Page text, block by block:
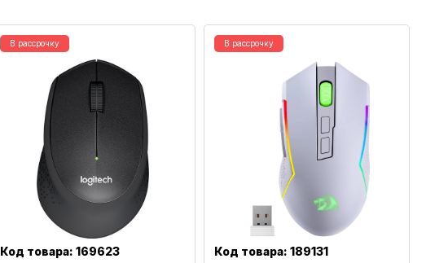
В рассрочку
Код товара: 169623
В рассрочку
Код товара: 189131